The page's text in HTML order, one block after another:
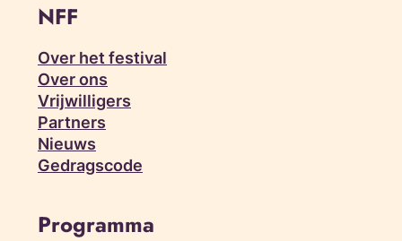
NFF
Over het festival
Over ons
Vrijwilligers
Partners
Nieuws
Gedragscode
Programma